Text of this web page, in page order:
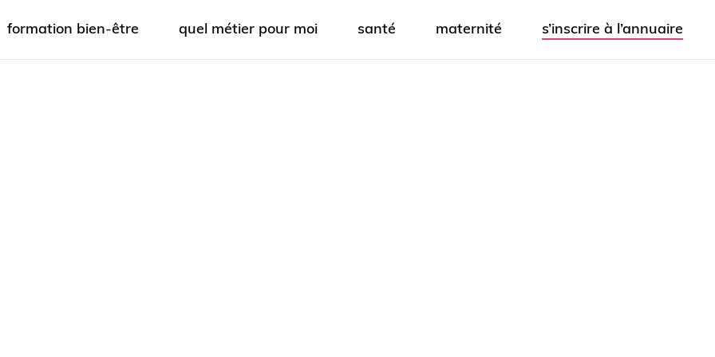
formation bien-être quel métier pour moi santé maternité s’inscrire à l’annuaire